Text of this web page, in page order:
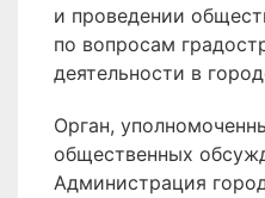
и проведении
по вопросам
деятельности в
Орган,
общественных
Администрация